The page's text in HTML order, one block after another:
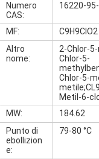
Numero
CAS:
16220-
MF:
C9H9ClO2
Altro
nome:
2-Chlor-
Chlor-5-
Chlor-5-
Metil-6-
MW:
184.62
Punto di
ebollizion
e:
79-80 °C